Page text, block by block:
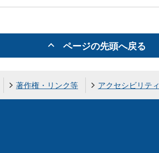
ページの先頭へ戻る
著作権・リンク等 アクセシビリティ